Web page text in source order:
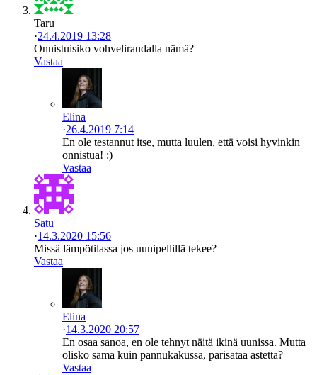
Taru
·24.4.2019 13:28
Onnistuisiko vohveliraudalla nämä?
Vastaa
Elina
·26.4.2019 7:14
En ole testannut itse, mutta luulen, että voisi hyvinkin
onnistua! :)
Vastaa
Satu
·14.3.2020 15:56
Missä lämpötilassa jos uunipellillä tekee?
Vastaa
Elina
·14.3.2020 20:57
En osaa sanoa, en ole tehnyt näitä ikinä uunissa. Mutta
olisko sama kuin pannukakussa, parisataa astetta?
Vastaa